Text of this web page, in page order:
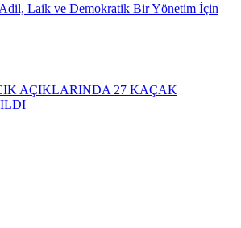
Laik ve Demokratik Bir Yönetim İçin
AÇIKLARINDA 27 KAÇAK